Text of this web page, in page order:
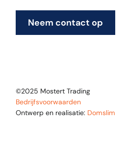
Neem contact op
©2025 Mostert Trading
Bedrijfsvoorwaarden
Ontwerp en realisatie: Domslim